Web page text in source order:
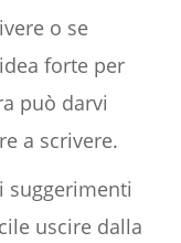
o se
forte per
può darvi
a scrivere.
suggerimenti
uscire dalla